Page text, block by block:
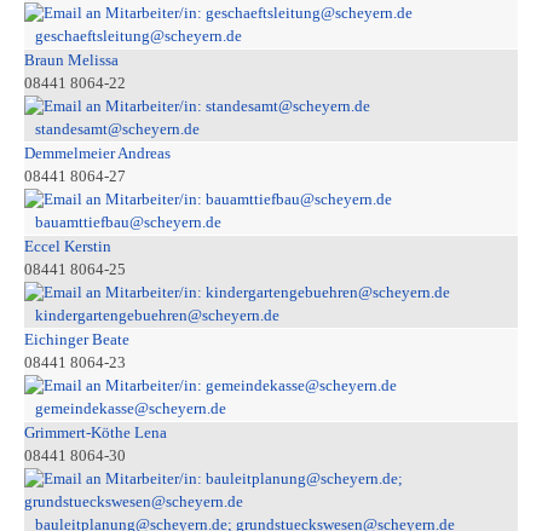
geschaeftsleitung@scheyern.de
Braun Melissa
08441 8064-22
standesamt@scheyern.de
Demmelmeier Andreas
08441 8064-27
bauamttiefbau@scheyern.de
Eccel Kerstin
08441 8064-25
kindergartengebuehren@scheyern.de
Eichinger Beate
08441 8064-23
gemeindekasse@scheyern.de
Grimmert-Köthe Lena
08441 8064-30
bauleitplanung@scheyern.de; grundstueckswesen@scheyern.de